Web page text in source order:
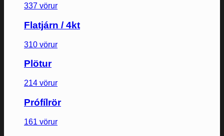
337 vörur
Flatjárn / 4kt
310 vörur
Plötur
214 vörur
Prófílrör
161 vörur